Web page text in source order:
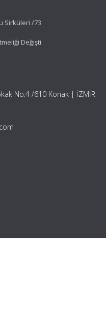
Sirküleri /73
Değişti
No:4 /610 Konak | İZMİR